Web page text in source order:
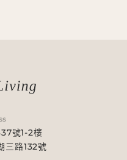
號1-2樓
三路132號